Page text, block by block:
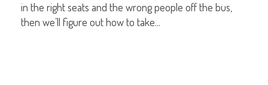
in the right seats and the wrong people off the bus,
then we’ll figure out how to take...